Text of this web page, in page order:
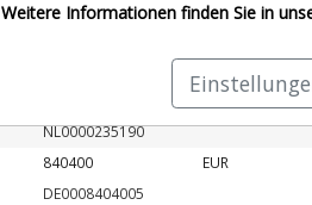
NL0000235190
840400 EUR
DE0008404005
Weitere Informationen finden Sie in